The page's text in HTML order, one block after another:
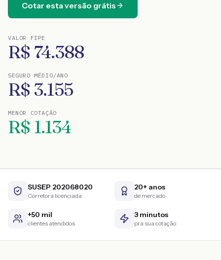
Cotar esta versão grátis
VALOR FIPE
R$ 74.388
SEGURO MÉDIO/ANO
R$ 3.155
MENOR COTAÇÃO
R$ 1.134
SUSEP 202068020
Corretora licenciada
20+ anos
de mercado
+50 mil
clientes atendidos
3 minutos
pra sua cotação